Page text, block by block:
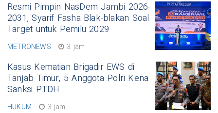
Resmi Pimpin NasDem Jambi 2026-
2031, Syarif Fasha Blak-blakan Soal
Target untuk Pemilu 2029
METRONEWS 3 jam
Kasus Kematian Brigadir EWS di
Tanjab Timur, 5 Anggota Polri Kena
Sanksi PTDH
HUKUM 3 jam